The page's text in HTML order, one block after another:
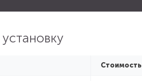
Стоимость